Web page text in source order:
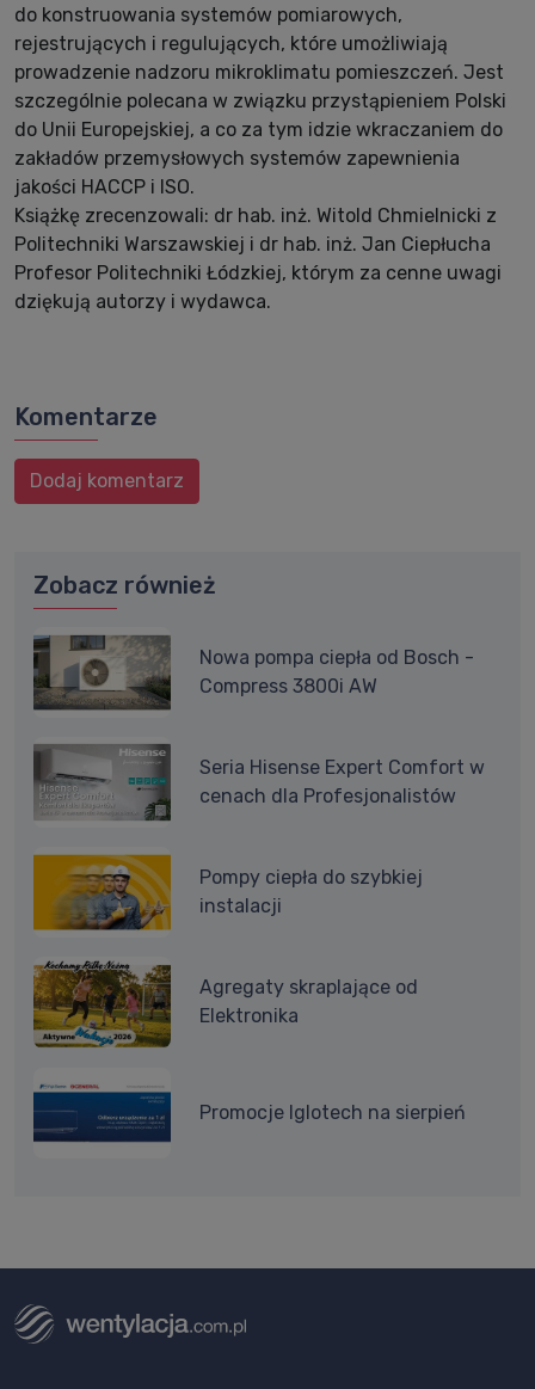
do konstruowania systemów pomiarowych,
rejestrujących i regulujących, które umożliwiają
prowadzenie nadzoru mikroklimatu pomieszczeń. Jest
szczególnie polecana w związku przystąpieniem Polski
do Unii Europejskiej, a co za tym idzie wkraczaniem do
zakładów przemysłowych systemów zapewnienia
jakości HACCP i ISO.
Książkę zrecenzowali: dr hab. inż. Witold Chmielnicki z
Politechniki Warszawskiej i dr hab. inż. Jan Ciepłucha
Profesor Politechniki Łódzkiej, którym za cenne uwagi
dziękują autorzy i wydawca.
Komentarze
Dodaj komentarz
Zobacz również
Nowa pompa ciepła od Bosch -
Compress 3800i AW
Seria Hisense Expert Comfort w
cenach dla Profesjonalistów
Pompy ciepła do szybkiej
instalacji
Agregaty skraplające od
Elektronika
Promocje Iglotech na sierpień